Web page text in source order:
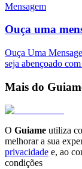
Mensagem
Ouça uma
Ouça Uma
seja abençoado
Mais do
O Guiame utiliza
melhorar a sua
privacidade e, ao
condições